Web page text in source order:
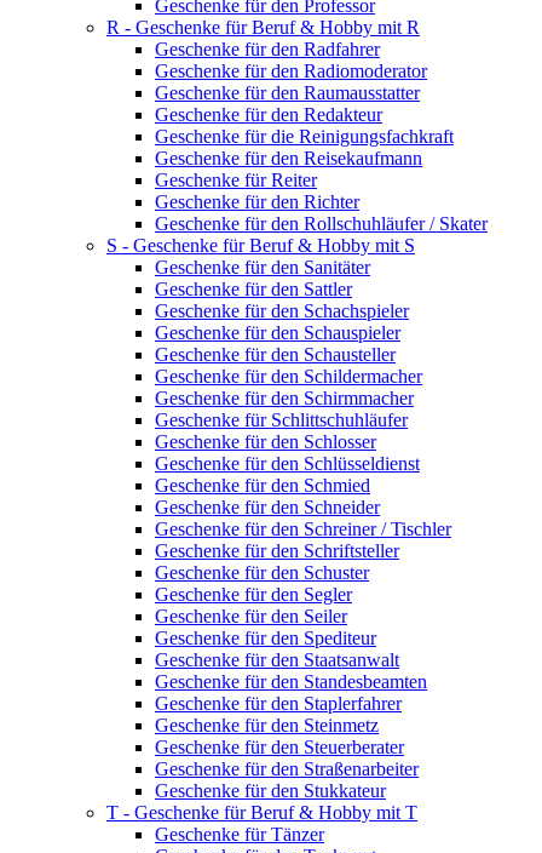
Geschenke für den Professor
R - Geschenke für Beruf & Hobby mit R
Geschenke für den Radfahrer
Geschenke für den Radiomoderator
Geschenke für den Raumausstatter
Geschenke für den Redakteur
Geschenke für die Reinigungsfachkraft
Geschenke für den Reisekaufmann
Geschenke für Reiter
Geschenke für den Richter
Geschenke für den Rollschuhläufer / Skater
S - Geschenke für Beruf & Hobby mit S
Geschenke für den Sanitäter
Geschenke für den Sattler
Geschenke für den Schachspieler
Geschenke für den Schauspieler
Geschenke für den Schausteller
Geschenke für den Schildermacher
Geschenke für den Schirmmacher
Geschenke für Schlittschuhläufer
Geschenke für den Schlosser
Geschenke für den Schlüsseldienst
Geschenke für den Schmied
Geschenke für den Schneider
Geschenke für den Schreiner / Tischler
Geschenke für den Schriftsteller
Geschenke für den Schuster
Geschenke für den Segler
Geschenke für den Seiler
Geschenke für den Spediteur
Geschenke für den Staatsanwalt
Geschenke für den Standesbeamten
Geschenke für den Staplerfahrer
Geschenke für den Steinmetz
Geschenke für den Steuerberater
Geschenke für den Straßenarbeiter
Geschenke für den Stukkateur
T - Geschenke für Beruf & Hobby mit T
Geschenke für Tänzer